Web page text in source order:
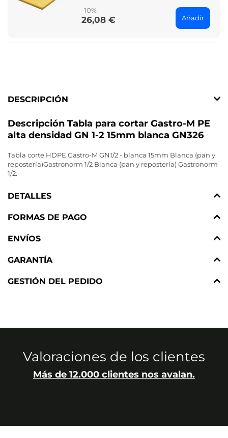
-10%
Price
26,08 € Añadir
DESCRIPCIÓN
Descripción Tabla para cortar Gastro-M PE
alta densidad GN 1-2 15mm blanca GN326
Tabla corte HDPE Gastro-M GN1/2 - blanca 15mm Blanca (pan y
repostería)Gastronorm 1/2 Blanca (pan y repostería) Gastronorm
1/2.
DETALLES
FORMAS DE PAGO
ENVÍOS
GARANTÍA
GESTIÓN DEL PEDIDO
Valoraciones de los clientes
Más de 12.000 clientes nos avalan.